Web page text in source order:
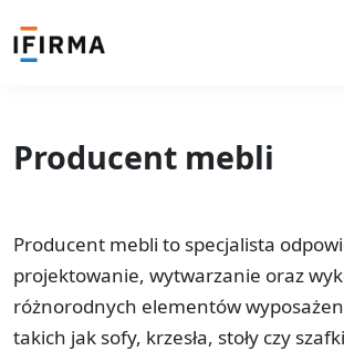
Producent mebli
Producent mebli to specjalista
projektowanie, wytwarzanie oraz
różnorodnych elementów
takich jak sofy, krzesła, stoły czy